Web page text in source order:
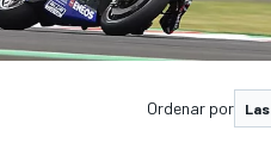
Ordenar por